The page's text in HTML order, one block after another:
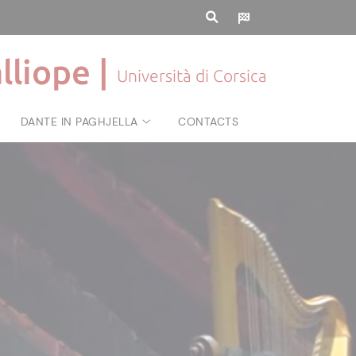
| Università di Corsica
DANTE IN PAGHJELLA CONTACTS